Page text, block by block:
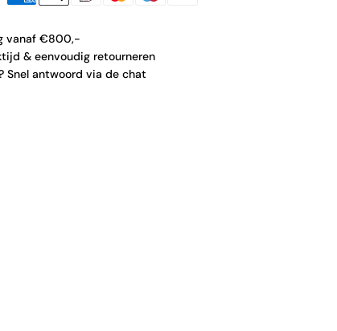
vanaf €800,-
& eenvoudig retourneren
Snel antwoord via de chat